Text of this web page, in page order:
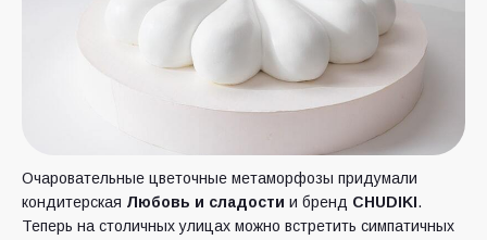
Очаровательные цветочные метаморфозы придумали
кондитерская Любовь и сладости и бренд CHUDIKI.
Теперь на столичных улицах можно встретить симпатичных